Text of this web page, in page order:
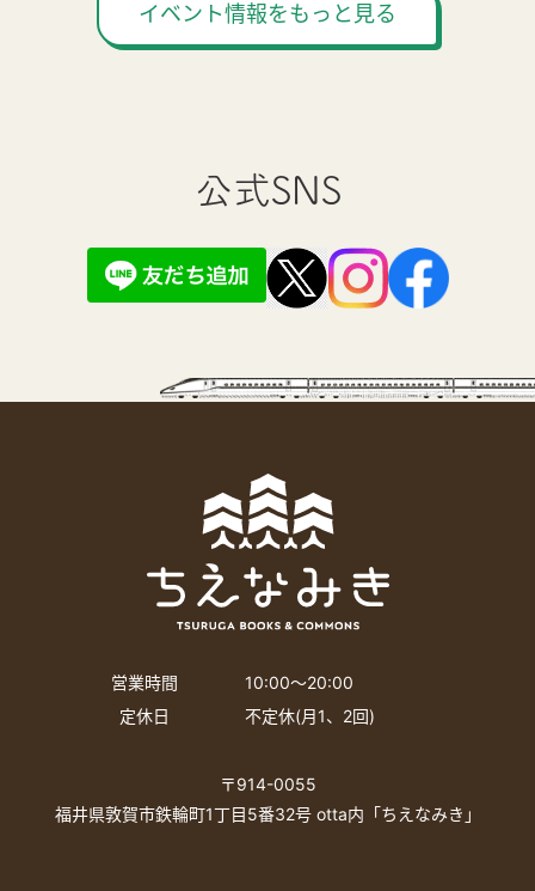
イベント情報をもっと見る
公式SNS
営業時間
10:00〜20:00
定休日
不定休(月1、2回)
〒914-0055
福井県敦賀市鉄輪町1丁目5番32号 otta内「ちえなみき」